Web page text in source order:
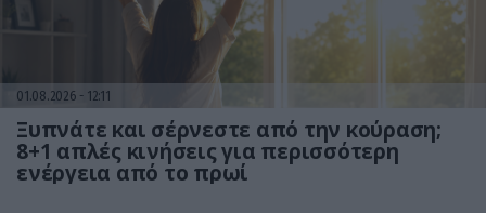
01.08.2026 12:11
Ξυπνάτε και σέρνεστε από την κούραση;
8+1 απλές κινήσεις για περισσότερη
ενέργεια από το πρωί